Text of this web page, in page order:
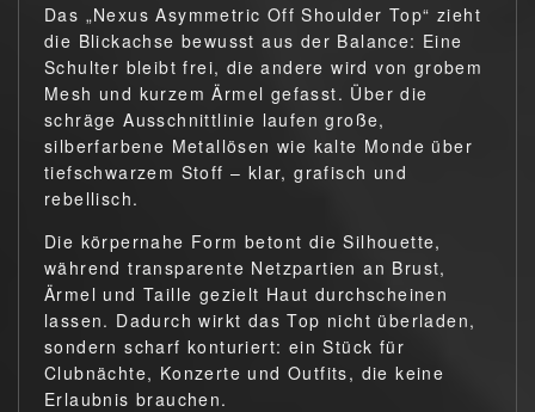
Das „Nexus Asymmetric Off Shoulder Top“ zieht
die Blickachse bewusst aus der Balance: Eine
Schulter bleibt frei, die andere wird von grobem
Mesh und kurzem Ärmel gefasst. Über die
schräge Ausschnittlinie laufen große,
silberfarbene Metallösen wie kalte Monde über
tiefschwarzem Stoff – klar, grafisch und
rebellisch.
Die körpernahe Form betont die Silhouette,
während transparente Netzpartien an Brust,
Ärmel und Taille gezielt Haut durchscheinen
lassen. Dadurch wirkt das Top nicht überladen,
sondern scharf konturiert: ein Stück für
Clubnächte, Konzerte und Outfits, die keine
Erlaubnis brauchen.